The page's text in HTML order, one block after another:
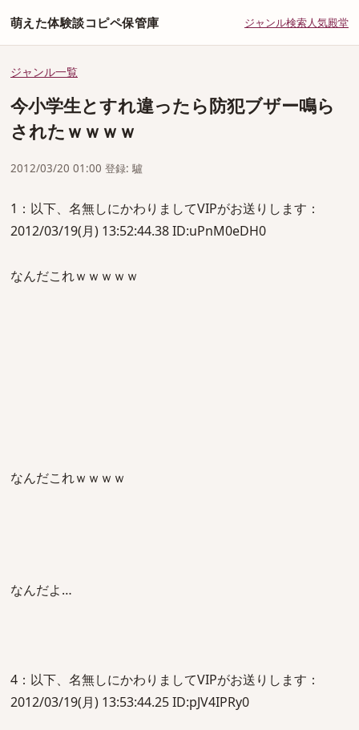
萌えた体験談コピペ保管庫 ジャンル検索人気殿堂
ジャンル一覧
今小学生とすれ違ったら防犯ブザー鳴ら
されたｗｗｗｗ
2012/03/20 01:00 登録: 驢
1：以下、名無しにかわりましてVIPがお送りします：
2012/03/19(月) 13:52:44.38 ID:uPnM0eDH0
なんだこれｗｗｗｗｗ
なんだこれｗｗｗｗ
なんだよ…
4：以下、名無しにかわりましてVIPがお送りします：
2012/03/19(月) 13:53:44.25 ID:pJV4IPRy0